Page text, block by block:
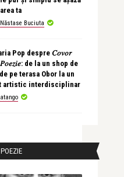
ta
Buciuta
Pop despre 𝐶𝑜𝑣𝑜𝑟
de la un shop de
pe terasa Obor la un
artistic interdisciplinar